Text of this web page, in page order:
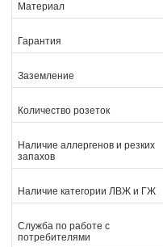
Материал
Гарантия
Заземление
Количество розеток
Наличие аллергенов и резких
запахов
Наличие категории ЛВЖ и ГЖ
Служба по работе с
потребителями